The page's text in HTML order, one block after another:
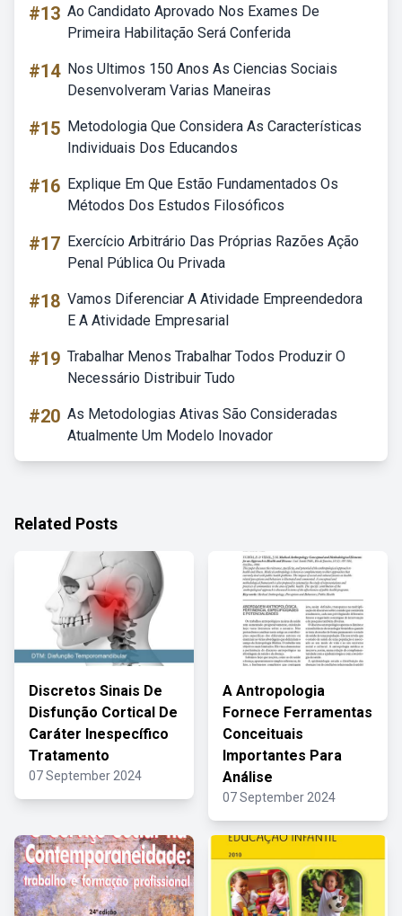
#13 Ao Candidato Aprovado Nos Exames De
Primeira Habilitação Será Conferida
#14 Nos Ultimos 150 Anos As Ciencias Sociais
Desenvolveram Varias Maneiras
#15 Metodologia Que Considera As Características
Individuais Dos Educandos
#16 Explique Em Que Estão Fundamentados Os
Métodos Dos Estudos Filosóficos
#17 Exercício Arbitrário Das Próprias Razões Ação
Penal Pública Ou Privada
#18 Vamos Diferenciar A Atividade Empreendedora
E A Atividade Empresarial
#19 Trabalhar Menos Trabalhar Todos Produzir O
Necessário Distribuir Tudo
#20 As Metodologias Ativas São Consideradas
Atualmente Um Modelo Inovador
Related Posts
Discretos Sinais De
Disfunção Cortical De
Caráter Inespecífico
Tratamento
07 September 2024
A Antropologia
Fornece Ferramentas
Conceituais
Importantes Para
Análise
07 September 2024